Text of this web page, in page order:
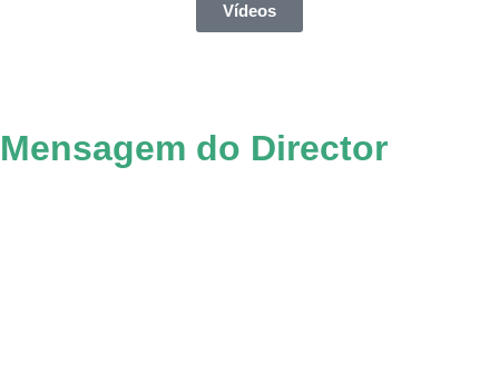
Vídeos
Mensagem do Director